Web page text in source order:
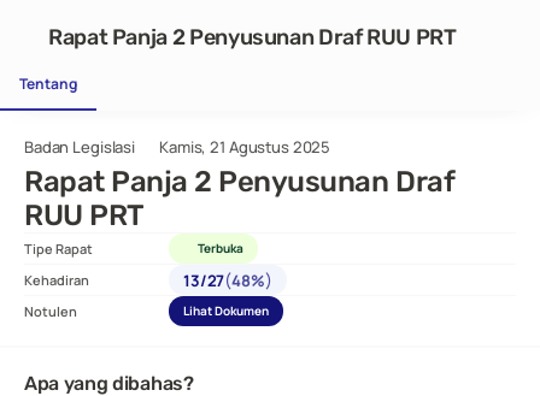
Badan Legislasi Kamis, 21 Agustus 2025
Rapat Panja 2 Penyusunan Draf
RUU PRT
Tipe Rapat Terbuka
Kehadiran 13/27(48%)
Notulen Lihat Dokumen
Apa yang dibahas?
Rapat Panja 2 Penyusunan Draf RUU PRT
Tentang